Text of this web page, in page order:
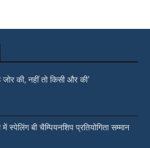
की, नहीं तो किसी और की’
स्पेलिंग बी चैम्पियनशिप प्रतियोगिता सम्मान